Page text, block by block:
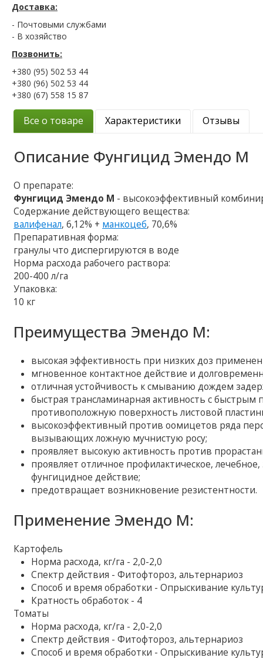
Доставка:
- Почтовыми службами
- В хозяйство
Позвонить:
+380 (95) 502 53 44
+380 (96) 502 53 44
+380 (67) 558 15 87
Все о товаре Характеристики Отзывы
Описание Фунгицид Эмендо М
О препарате:
Фунгицид Эмендо М - высокоэффективный
Содержание действующего вещества:
валифенал, 6,12% + манкоцеб, 70,6%
Препаративная форма:
гранулы что диспергируются в воде
Норма расхода рабочего раствора:
200-400 л/га
Упаковка:
10 кг
Преимущества Эмендо М:
высокая эффективность при низких доз
мгновенное контактное действие и
отличная устойчивость к смыванию дождем
быстрая трансламинарная активность с
противоположную поверхность листовой
высокоэффективный против оомицетов ряда
вызывающих ложную мучнистую росу;
проявляет высокую активность против
проявляет отличное профилактическое,
фунгицидное действие;
предотвращает возникновение резистентности.
Применение Эмендо М:
Картофель
Норма расхода, кг/га - 2,0-2,0
Спектр действия - Фитофтороз, альтернариоз
Способ и время обработки - Опрыскивание
Кратность обработок - 4
Томаты
Норма расхода, кг/га - 2,0-2,0
Спектр действия - Фитофтороз, альтернариоз
Способ и время обработки - Опрыскивание